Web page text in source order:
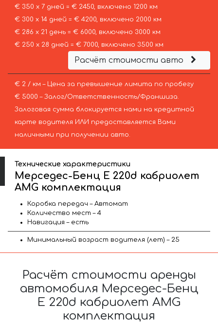
€ 350 х 7 дней = € 2450, включено 1200 км
€ 300 х 14 дней = € 4200, включено 2000 км
€ 286 х 21 день = € 6000, включено 3000 км
€ 250 х 28 дней = € 7000, включено 3500 км
Расчёт стоимости авто
€ 2 / км – Цена за превышение лимита по пробегу
€ 5000 – Залог/Ответственность/Франшиза.
Залоговая сумма блокируется нами на кредитной
карте водителя ИЛИ предоставляется Вами
наличными при получении авто.
Технические характеристики
Мерседес-Бенц E 220d кабриолет
AMG комплектация
Коробка передач – Автомат
Количество мест – 4
Навигация – есть
Минимальный возраст водителя (лет) – 25
Расчёт стоимости аренды
автомобиля Мерседес-Бенц
E 220d кабриолет AMG
комплектация